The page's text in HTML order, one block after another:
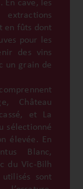
En cave, les
en fûts dont
pour les
des vins
un grain de
Château
et La
sélectionné
élevée. En
Blanc,
du Vic-Bilh
sont